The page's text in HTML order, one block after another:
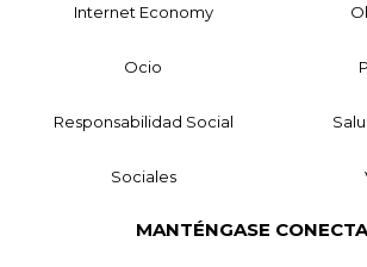
Internet Economy
Ocio
Responsabilidad Social
Sociales
MANTÉNGASE